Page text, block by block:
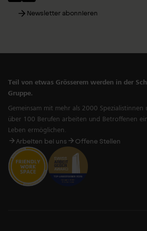
Newsletter abonnieren
Teil von etwas Grösserem werden in der
Gruppe.
Gemeinsam mit mehr als 2000 Spezialistinnen
über 100 Berufen arbeiten und Betroffenen
Leben ermöglichen.
Arbeiten bei uns Offene Stellen